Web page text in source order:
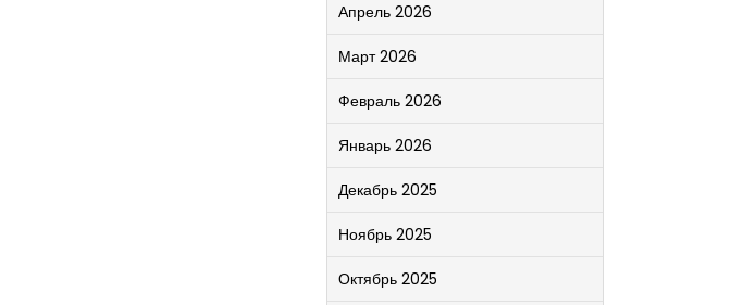
Апрель 2026
Март 2026
Февраль 2026
Январь 2026
Декабрь 2025
Ноябрь 2025
Октябрь 2025